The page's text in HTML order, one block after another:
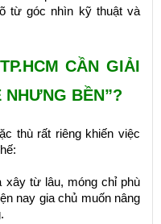
từ góc nhìn kỹ thuật và
CẦN GIẢI
NHƯNG BỀN”?
thù rất riêng khiến việc
xây từ lâu, móng chỉ phù
nay gia chủ muốn nâng